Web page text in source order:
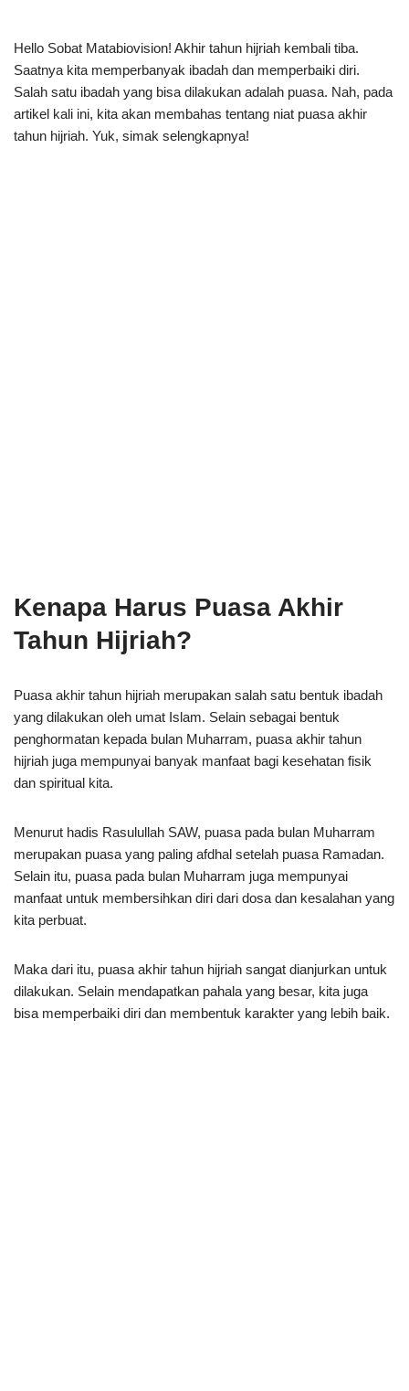
Hello Sobat Matabiovision! Akhir tahun hijriah kembali tiba.
Saatnya kita memperbanyak ibadah dan memperbaiki diri.
Salah satu ibadah yang bisa dilakukan adalah puasa. Nah, pada
artikel kali ini, kita akan membahas tentang niat puasa akhir
tahun hijriah. Yuk, simak selengkapnya!
Kenapa Harus Puasa Akhir
Tahun Hijriah?
Puasa akhir tahun hijriah merupakan salah satu bentuk ibadah
yang dilakukan oleh umat Islam. Selain sebagai bentuk
penghormatan kepada bulan Muharram, puasa akhir tahun
hijriah juga mempunyai banyak manfaat bagi kesehatan fisik
dan spiritual kita.
Menurut hadis Rasulullah SAW, puasa pada bulan Muharram
merupakan puasa yang paling afdhal setelah puasa Ramadan.
Selain itu, puasa pada bulan Muharram juga mempunyai
manfaat untuk membersihkan diri dari dosa dan kesalahan yang
kita perbuat.
Maka dari itu, puasa akhir tahun hijriah sangat dianjurkan untuk
dilakukan. Selain mendapatkan pahala yang besar, kita juga
bisa memperbaiki diri dan membentuk karakter yang lebih baik.